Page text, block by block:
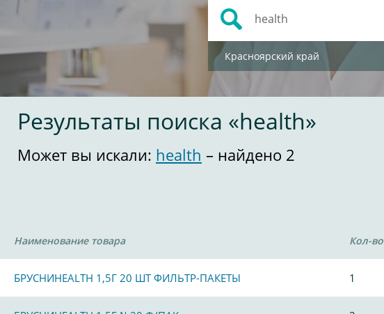
Красноярский край
Результаты поиска «health»
Может вы искали: health – найдено 2
Наименование товара Кол-во
БРУСНИHEALTH 1,5Г 20 ШТ ФИЛЬТР-ПАКЕТЫ 1